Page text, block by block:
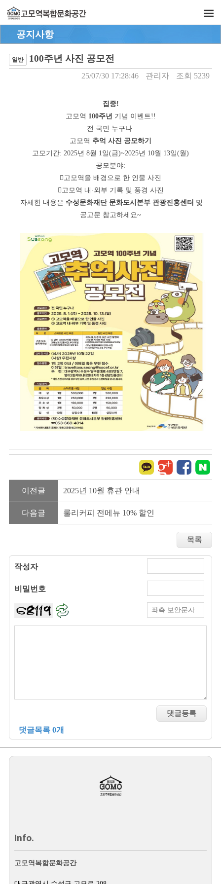
공지사항
일반 100주년 사진 공모전
25/07/30 17:28:46 관리자 조회 5239
집중!
고모역 100주년 기념 이벤트!!
전 국민 누구나
고모역 추억 사진 공모하기
고모기간: 2025년 8월 1일(금)~2025년 10월 13일(월)
공모분야:
 고모역을 배경으로 한 인물 사진
 고모역 내·외부 기록 및 풍경 사진
자세한 내용은 수성문화재단 문화도시본부 관광진흥센터 및
공고문 참고하세요~
이전글 2025년 10월 휴관 안내
다음글 룰리커피 전메뉴 10% 할인
작성자
비밀번호
댓글목록 0개
Info.
고모역복합문화공간